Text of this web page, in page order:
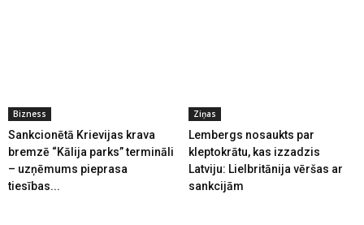
Bizness
Sankcionētā Krievijas krava
bremzē “Kālija parks” termināli
– uzņēmums pieprasa
tiesības...
Ziņas
Lembergs nosaukts par
kleptokrātu, kas izzadzis
Latviju: Lielbritānija vēršas ar
sankcijām